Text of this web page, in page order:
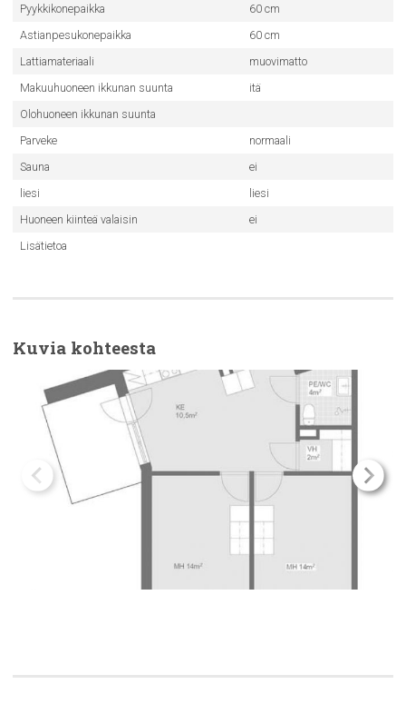
Pyykkikonepaikka
60 cm
Astianpesukonepaikka
60 cm
Lattiamateriaali
muovimatto
Makuuhuoneen ikkunan suunta
itä
Olohuoneen ikkunan suunta
Parveke
normaali
Sauna
ei
liesi
liesi
Huoneen kiinteä valaisin
ei
Lisätietoa
Kuvia kohteesta